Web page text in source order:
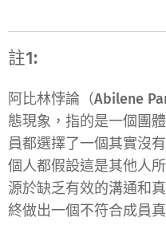
註1:
阿比林悖論（Abilene
態現象，指的是一個團
員都選擇了一個其實沒
個人都假設這是其他人
源於缺乏有效的溝通和
終做出一個不符合成員